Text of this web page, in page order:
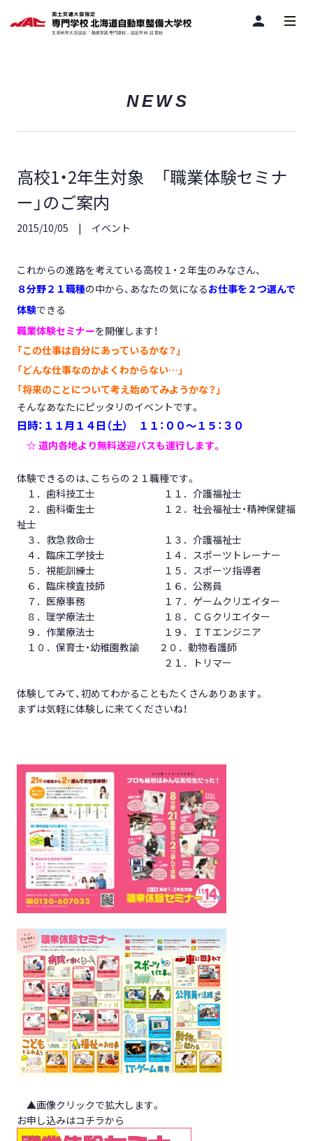
person
NEWS
高校1・2年生対象 「職業体験セミナ
ー」のご案内
2015/10/05 イベント
これからの進路を考えている高校１・２年生のみなさん、
８分野２１職種の中から、あなたの気になるお仕事を２つ選んで
体験できる
職業体験セミナーを開催します！
「この仕事は自分にあっているかな？」
「どんな仕事なのかよくわからない…」
「将来のことについて考え始めてみようかな？」
そんなあなたにピッタリのイベントです。
日時：１１月１４日（土） １１：００～１５：３０
☆ 道内各地より無料送迎バスも運行します。
体験できるのは、こちらの２１職種です。
１．歯科技工士 １１．介護福祉士
２．歯科衛生士 １２．社会福祉士・精神保健福
祉士
３．救急救命士 １３．介護福祉士
４．臨床工学技士 １４．スポーツトレーナー
５．視能訓練士 １５．スポーツ指導者
６．臨床検査技師 １６．公務員
７．医療事務 １７．ゲームクリエイター
８．理学療法士 １８．ＣＧクリエイター
９．作業療法士 １９．ＩＴエンジニア
１０．保育士・幼稚園教諭 ２０．動物看護師
２１．トリマー
体験してみて、初めてわかることもたくさんありあます。
まずは気軽に体験しに来てくださいね！
▲画像クリックで拡大します。
お申し込みはコチラから